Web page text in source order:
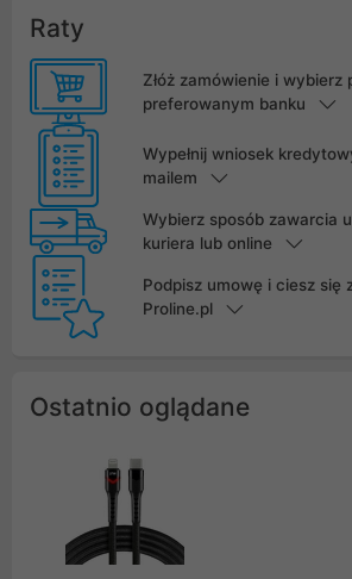
Raty
Złóż zamówienie i wybierz
preferowanym banku
Wypełnij wniosek
mailem
Wybierz sposób zawarcia
kuriera lub online
Podpisz umowę i ciesz się
Proline.pl
Ostatnio oglądane